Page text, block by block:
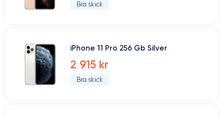
Bra skick
iPhone 11 Pro 256 Gb Silver
2 915 kr
Bra skick